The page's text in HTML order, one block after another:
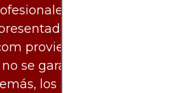
especializados.
por
proviene de fuentes
se garantiza su exactitud
los análisis pueden